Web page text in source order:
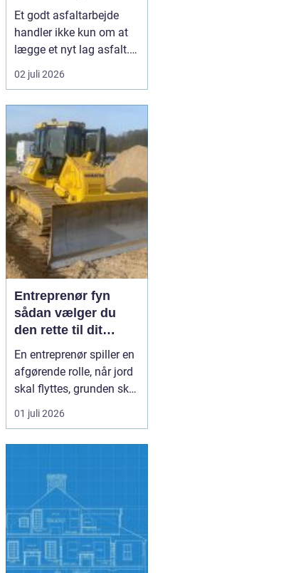
den rette
samarbejdspartner
Et godt asfaltarbejde
handler ikke kun om at
lægge et nyt lag asfalt.
Det handler også om
planlægning, tidsfrister,
der holder i mange år. I
Storkøbenhavn er
kravene til et asfaltfirma
høje. Trafikken er tung,
projekterne li...
02 juli 2026
Entreprenør fyn
sådan vælger du
den rette til dit
projekt
En entreprenør spiller en
afgørende rolle, når jord
skal flyttes, grunden skal
klargøres, eller der skal
bygges nyt. På Fyn er
gennemskue, hvem der
passer bedst til opgaven.
Uanset om du står med
en priv...
01 juli 2026